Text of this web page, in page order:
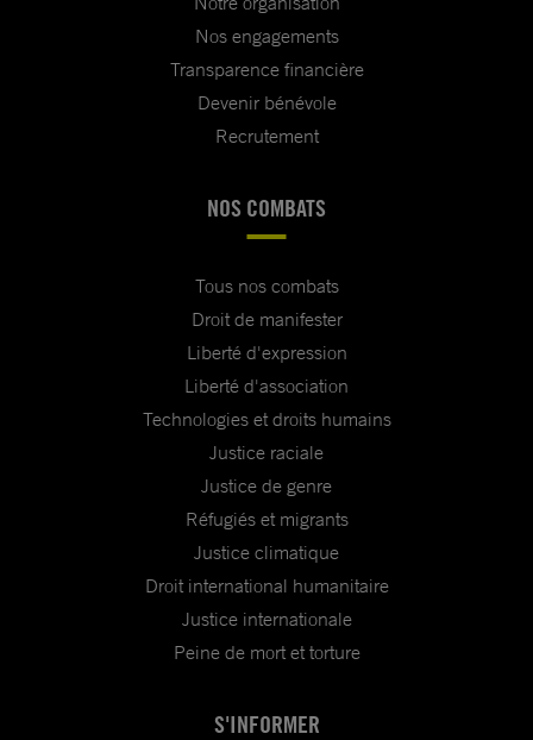
Nos engagements
Transparence financière
Devenir bénévole
Recrutement
NOS COMBATS
Tous nos combats
Droit de manifester
Liberté d'expression
Liberté d'association
Technologies et droits humains
Justice raciale
Justice de genre
Réfugiés et migrants
Justice climatique
Droit international humanitaire
Justice internationale
Peine de mort et torture
S'INFORMER